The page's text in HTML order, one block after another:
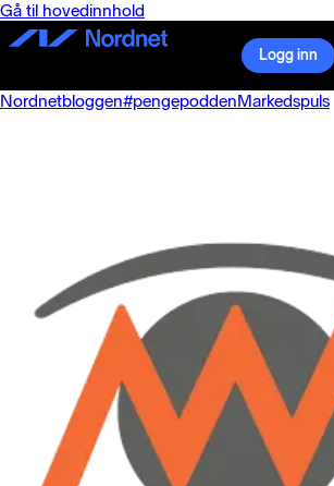
Gå til hovedinnhold
Logg inn
Nordnetbloggen#pengepoddenMarkedspuls